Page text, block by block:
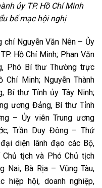
ủy TP. Hồ Chí Minh
bế mạc hội nghị
Nguyễn Văn Nên – Ủy
Hồ Chí Minh; Phan Văn
Phó Bí thư Thường trực
Chí Minh; Nguyễn Thành
Bí thư Tỉnh ủy Tây Ninh;
ương Đảng, Bí thư Tỉnh
– Ủy viên Trung ương
Trần Duy Đông – Thứ
diện lãnh đạo các Bộ,
Chủ tịch và Phó Chủ tịch
Nai, Bà Rịa – Vũng Tàu,
hiệp hội, doanh nghiệp,